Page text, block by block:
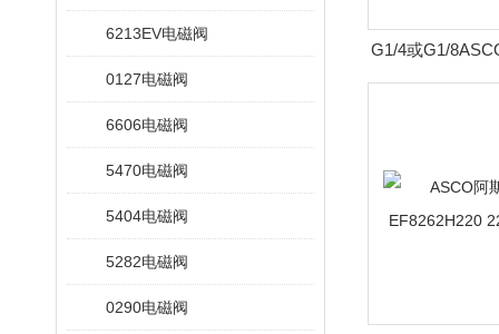
6213EV电磁阀
0127电磁阀
6606电磁阀
5470电磁阀
5404电磁阀
5282电磁阀
0290电磁阀
G1/4或G1/
5812480000